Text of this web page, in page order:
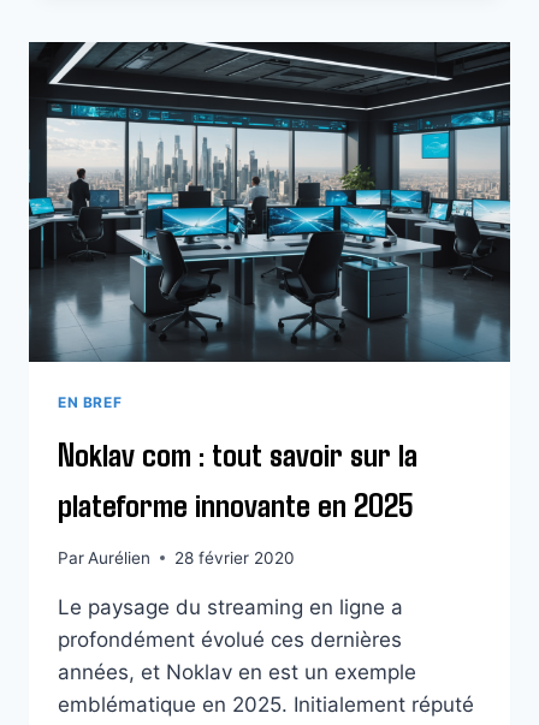
ADAPTÉS
À
SA
PEAU
?
EN BREF
Noklav com : tout savoir sur la
plateforme innovante en 2025
ParAurélien 28 février 2020
Le paysage du streaming en ligne a
profondément évolué ces dernières
années, et Noklav en est un exemple
emblématique en 2025. Initialement réputé